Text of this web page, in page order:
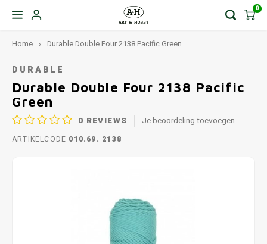
0
Home Durable Double Four 2138 Pacific Green
DURABLE
Durable Double Four 2138 Pacific
Green
0 REVIEWS Je beoordeling toevoegen
ARTIKELCODE 010.69. 2138